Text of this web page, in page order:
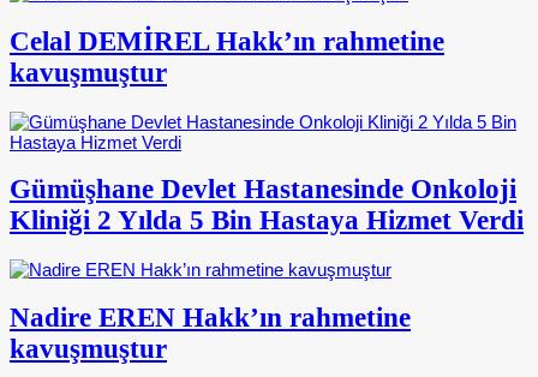
Celal DEMİREL Hakk’ın rahmetine
kavuşmuştur
Gümüşhane Devlet Hastanesinde Onkoloji
Kliniği 2 Yılda 5 Bin Hastaya Hizmet Verdi
Nadire EREN Hakk’ın rahmetine
kavuşmuştur